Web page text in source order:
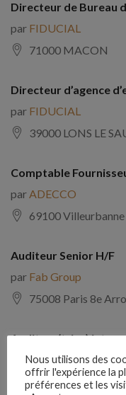
Directeur de Bureau
par FIDUCIAL
71000 MACON
Directeur d’agence
par FIDUCIAL
39000 LONS LE
Comptable
par ADECCO
69100 Villeurbanne
Auditeur Senior H/F
par Fab Group
75008 Paris 8e
Auditeur(trice)
parComptabilite
39130 Châtillon
Nous utilisons des
offrir l'expérience la
préférences et les